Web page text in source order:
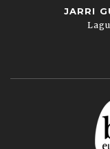
JARRI